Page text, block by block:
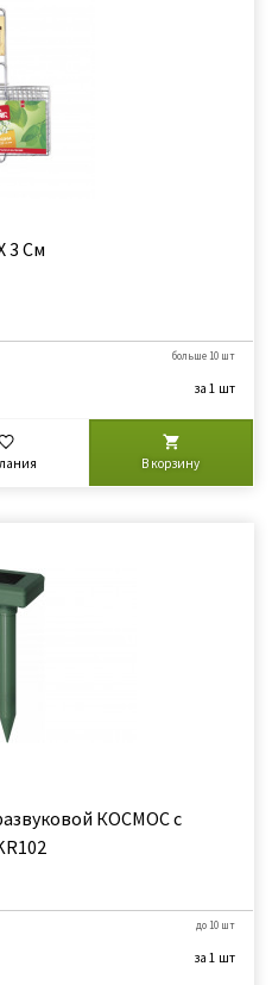
3 См
больше 10 шт
за 1 шт
В корзину
КОСМОС с
до 10 шт
за 1 шт